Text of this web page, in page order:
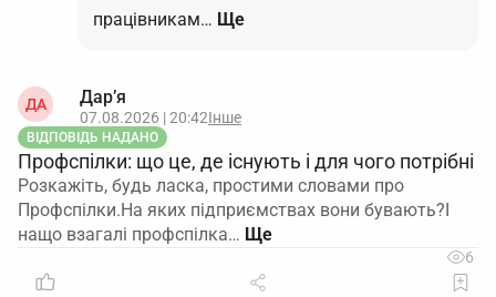
працівникам… Ще
ДА Дар’я
07.08.2026 | 20:42Інше
ВІДПОВІДЬ НАДАНО
Профспілки: що це, де існують і для чого потрібні
Розкажіть, будь ласка, простими словами про
Профспілки.На яких підприємствах вони бувають?І
нащо взагалі профспілка…
6